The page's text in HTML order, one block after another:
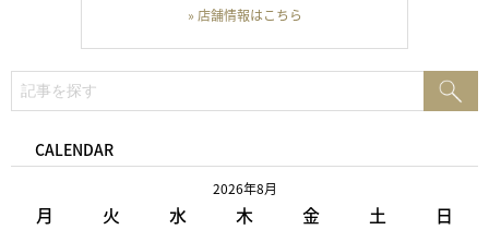
» 店舗情報はこちら
索:
CALENDAR
2026年8月
月 火 水 木 金 土 日